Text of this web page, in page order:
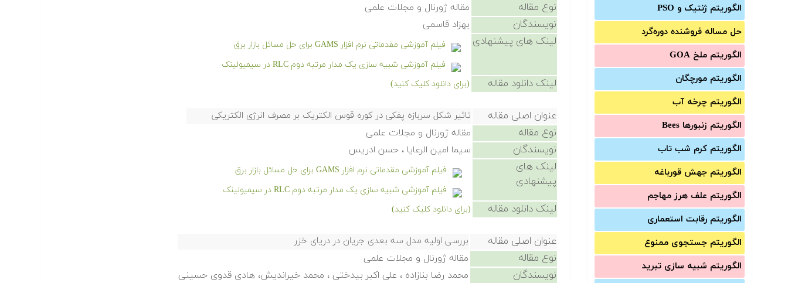
الگوریتم ژنتیک و PSO
حل مساله فروشنده دوره‌گرد
الگوریتم ملخ GOA
الگوریتم مورچگان
الگوریتم چرخه آب
الگوریتم زنبورها Bees
الگوریتم کرم شب تاب
الگوریتم جهش قورباغه
الگوریتم علف هرز مهاجم
الگوریتم رقابت استعماری
الگوریتم جستجوی ممنوع
الگوریتم شبیه سازی تبرید
نوع مقاله مقاله ژورنال و مجلات علمی
نویسندگان بهزاد قاسمی
لینک های پیشنهادی
فیلم آموزشی مقدماتی نرم افزار GAMS برای حل مسائل بازار برق
فیلم آموزشی شبیه سازی یک مدار مرتبه دوم RLC در سیمیولینک
لینک دانلود مقاله (برای دانلود کلیک کنید)
عنوان اصلی مقاله تاثیر شکل سربازه پفکی در کوره قوس الکتریک بر مصرف انرژی الکتریکی
نوع مقاله مقاله ژورنال و مجلات علمی
نویسندگان سیما امین الرعایا ، حسن ادریس
لینک های
پیشنهادی
فیلم آموزشی مقدماتی نرم افزار GAMS برای حل مسائل بازار برق
فیلم آموزشی شبیه سازی یک مدار مرتبه دوم RLC در سیمیولینک
لینک دانلود مقاله (برای دانلود کلیک کنید)
عنوان اصلی مقاله بررسی اولیه مدل سه بعدی جریان در دریای خزر
نوع مقاله مقاله ژورنال و مجلات علمی
نویسندگان محمد رضا بنازاده ، علی اکبر بیدختی ، محمد خیراندیش، هادی قدوی حسینی